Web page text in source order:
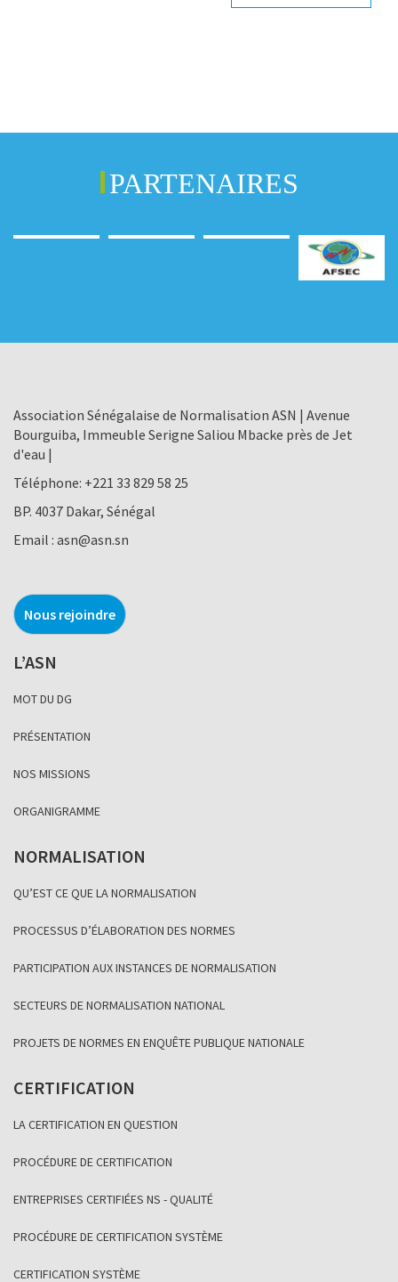
PARTENAIRES
Association Sénégalaise de Normalisation ASN | Avenue
Bourguiba, Immeuble Serigne Saliou Mbacke près de Jet
d'eau |
Téléphone: +221 33 829 58 25
BP. 4037 Dakar, Sénégal
Email : asn@asn.sn
Nous rejoindre
L’ASN
MOT DU DG
PRÉSENTATION
NOS MISSIONS
ORGANIGRAMME
NORMALISATION
QU’EST CE QUE LA NORMALISATION
PROCESSUS D’ÉLABORATION DES NORMES
PARTICIPATION AUX INSTANCES DE NORMALISATION
SECTEURS DE NORMALISATION NATIONAL
PROJETS DE NORMES EN ENQUÊTE PUBLIQUE NATIONALE
CERTIFICATION
LA CERTIFICATION EN QUESTION
PROCÉDURE DE CERTIFICATION
ENTREPRISES CERTIFIÉES NS - QUALITÉ
PROCÉDURE DE CERTIFICATION SYSTÈME
CERTIFICATION SYSTÈME